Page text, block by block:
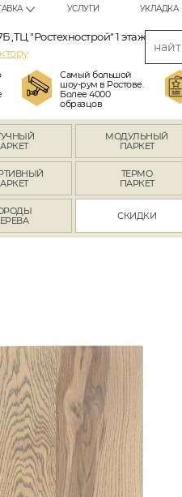
УСЛУГИ УКЛАДКА
,ТЦ "Ростехнострой" 1 этаж
Самый большой
шоу-рум в Ростове.
Более 4000
образцов
МОДУЛЬНЫЙ
ПАРКЕТ
ТЕРМО
ПАРКЕТ
СКИДКИ